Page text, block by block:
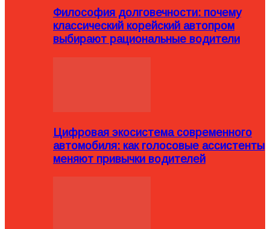
Философия долговечности: почему
классический корейский автопром
выбирают рациональные водители
Цифровая экосистема современного
автомобиля: как голосовые ассистенты
меняют привычки водителей